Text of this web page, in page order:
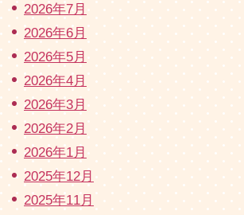
2026年7月
2026年6月
2026年5月
2026年4月
2026年3月
2026年2月
2026年1月
2025年12月
2025年11月